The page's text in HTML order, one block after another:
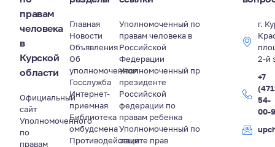
правам
человека
в
Курской
области
Официальный
сайт
Уполномоченного
по
правам
Главная
Новости
Объявления
Об
уполномоченном
Госслужба
Интернет-
приемная
Библиотека
омбудсмена
Противодействие
Уполномоченный по
правам человека в
Российской
Федерации
Уполномоченный пр
президенте
Российской
федерации по
правам ребенка
Уполномоченный по
защите прав
г.
2-й
+7
54-
00-